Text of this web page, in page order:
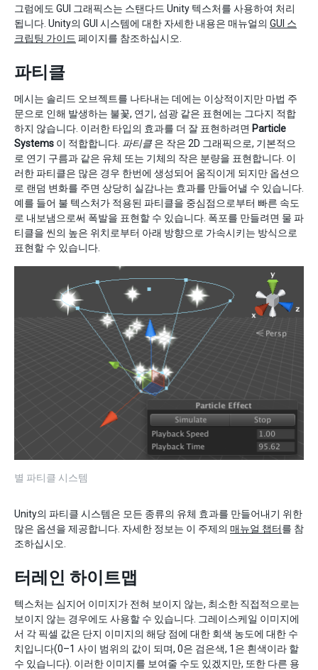
그럼에도 GUI 그래픽스는 스탠다드 Unity 텍스처를 사용하여 처리
됩니다. Unity의 GUI 시스템에 대한 자세한 내용은 매뉴얼의 GUI 스
크립팅 가이드 페이지를 참조하십시오.
파티클
메시는 솔리드 오브젝트를 나타내는 데에는 이상적이지만 마법 주
문으로 인해 발생하는 불꽃, 연기, 섬광 같은 표현에는 그다지 적합
하지 않습니다. 이러한 타입의 효과를 더 잘 표현하려면 Particle
Systems 이 적합합니다. 파티클은 작은 2D 그래픽으로, 기본적으
로 연기 구름과 같은 유체 또는 기체의 작은 분량을 표현합니다. 이
러한 파티클은 많은 경우 한번에 생성되어 움직이게 되지만 옵션으
로 랜덤 변화를 주면 상당히 실감나는 효과를 만들어낼 수 있습니다.
예를 들어 불 텍스처가 적용된 파티클을 중심점으로부터 빠른 속도
로 내보냄으로써 폭발을 표현할 수 있습니다. 폭포를 만들려면 물 파
티클을 씬의 높은 위치로부터 아래 방향으로 가속시키는 방식으로
표현할 수 있습니다.
별 파티클 시스템
Unity의 파티클 시스템은 모든 종류의 유체 효과를 만들어내기 위한
많은 옵션을 제공합니다. 자세한 정보는 이 주제의 매뉴얼 챕터를 참
조하십시오.
터레인 하이트맵
텍스처는 심지어 이미지가 전혀 보이지 않는, 최소한 직접적으로는
보이지 않는 경우에도 사용할 수 있습니다. 그레이스케일 이미지에
서 각 픽셀 값은 단지 이미지의 해당 점에 대한 회색 농도에 대한 수
치입니다(0–1 사이 범위의 값이 되며, 0은 검은색, 1은 흰색이라 할
수 있습니다). 이러한 이미지를 보여줄 수도 있겠지만, 또한 다른 용